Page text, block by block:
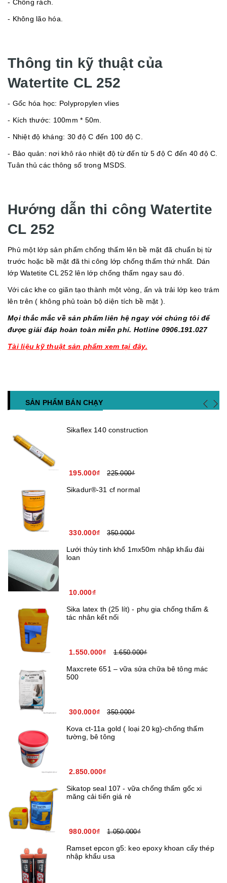
- Chống rách.
- Không lão hóa.
Thông tin kỹ thuật của
Watertite CL 252
- Gốc hóa học: Polypropylen vlies
- Kích thước: 100mm * 50m.
- Nhiệt độ kháng: 30 độ C đến 100 độ C.
- Bảo quản: nơi khô ráo nhiệt độ từ đến từ 5 độ C đến 40 độ C.
Tuân thủ các thông số trong MSDS.
Hướng dẫn thi công Watertite
CL 252
Phủ một lớp sản phẩm chống thấm lên bề mặt đã chuẩn bị từ
trước hoặc bề mặt đã thi công lớp chống thấm thứ nhất. Dán
lớp Watetite CL 252 lên lớp chống thấm ngay sau đó.
Với các khe co giãn tạo thành một vòng, ấn và trải lớp keo trám
lên trên ( không phủ toàn bộ diện tích bề mặt ).
Mọi thắc mắc về sản phẩm liên hệ ngay với chúng tôi để
được giải đáp hoàn toàn miễn phí. Hotline 0906.191.027
Tài liệu kỹ thuật sản phẩm xem tại đây.
SẢN PHẨM BÁN CHẠY
Sikaflex 140 construction
195.000₫ 225.000₫
Sikadur®-31 cf normal
330.000₫ 350.000₫
Lưới thủy tinh khổ 1mx50m nhập khẩu đài
loan
10.000₫
Sika latex th (25 lít) - phụ gia chống thấm &
tác nhân kết nối
1.550.000₫ 1.650.000₫
Maxcrete 651 – vữa sửa chữa bê tông mác
500
300.000₫ 350.000₫
Kova ct-11a gold ( loại 20 kg)-chống thấm
tường, bê tông
2.850.000₫
Sikatop seal 107 - vữa chống thấm gốc xi
măng cải tiến giá rẻ
980.000₫ 1.050.000₫
Ramset epcon g5: keo epoxy khoan cấy thép
nhập khẩu usa